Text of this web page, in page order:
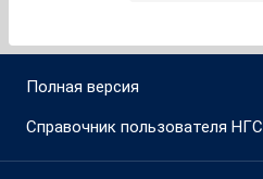
Полная версия
Справочник пользователя НГС